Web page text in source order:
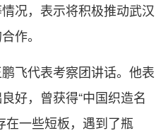
况，表示将积极推动武汉
作。
飞代表考察团讲话。他表
好，曾获得“中国织造名
在一些短板，遇到了瓶